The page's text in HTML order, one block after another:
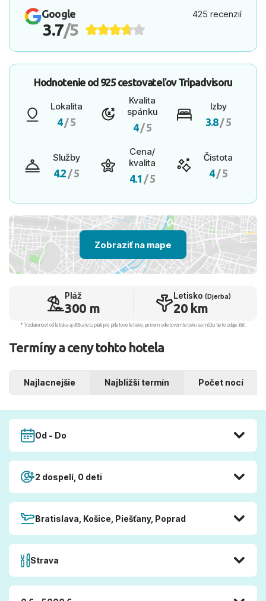
Google 425 recenzií
3.7/5
Hodnotenie od 925 cestovateľovTripadvisoru
Lokalita
4/ 5
Kvalita
spánku
4/ 5
Izby
3.8/ 5
Služby
4.2 / 5
Cena/
kvalita
4.1 / 5
Čistota
4/ 5
Zobraziť na mape
Pláž
300 m
Letisko (Djerba)
20 km
* Vzdialenosť od letiska aj dľžka letu platí pre príletové letisko, pri inom odletovom letisku sa môžu tieto údaje líšiť.
Termíny a ceny tohto hotela
Najlacnejšie Najbližší termín Počet nocí
Od - Do
2 dospelí, 0 deti
Bratislava, Košice, Piešťany, Poprad
Strava